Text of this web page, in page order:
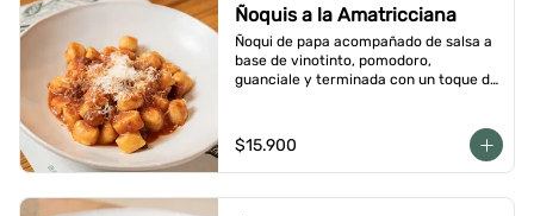
Ñoquis a la Amatricciana
Ñoqui de papa acompañado de salsa a
base de vinotinto, pomodoro,
guanciale y terminada con un toque de
$15.900